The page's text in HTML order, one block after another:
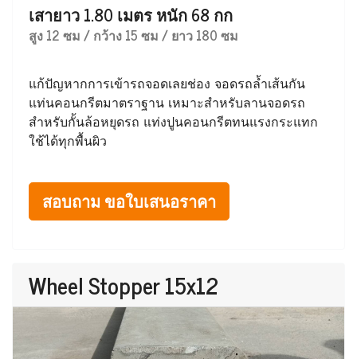
เสายาว 1.80 เมตร หนัก 68 กก
สูง 12 ซม / กว้าง 15 ซม / ยาว 180 ซม
แก้ปัญหากการเข้ารถจอดเลยช่อง จอดรถล้ำเส้นกัน
แท่นคอนกรีตมาตราฐาน เหมาะสำหรับลานจอดรถ
สำหรับกั้นล้อหยุดรถ แท่งปูนคอนกรีตทนแรงกระแทก
ใช้ได้ทุกพื้นผิว
สอบถาม ขอใบเสนอราคา
Wheel Stopper 15x12